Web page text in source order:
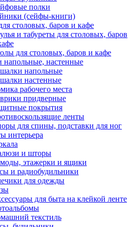
полки
(сейфы-книги)
столовых, баров и кафе
и табуреты для столовых, баров
для столовых, баров и кафе
напольные, настенные
напольные
настенные
рабочего места
придверные
покрытия
ленты
для спины, подставки для ног
интерьера
и шторы
этажерки и ящики
и радиобудильники
для одежды
для быта на клейкой ленте
текстиль